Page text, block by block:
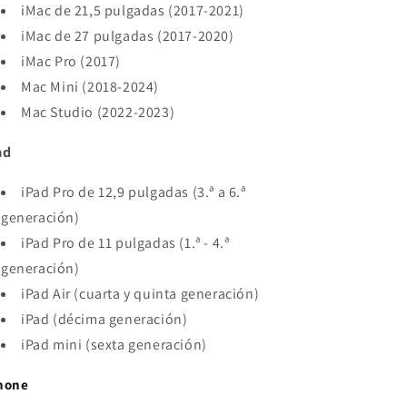
iMac de 21,5 pulgadas (2017-2021)
iMac de 27 pulgadas (2017-2020)
iMac Pro (2017)
Mac Mini (2018-2024)
Mac Studio (2022-2023)
iPad Pro de 12,9 pulgadas (3.ª a 6.ª
generación)
iPad Pro de 11 pulgadas (1.ª - 4.ª
generación)
iPad Air (cuarta y quinta generación)
iPad (décima generación)
iPad mini (sexta generación)